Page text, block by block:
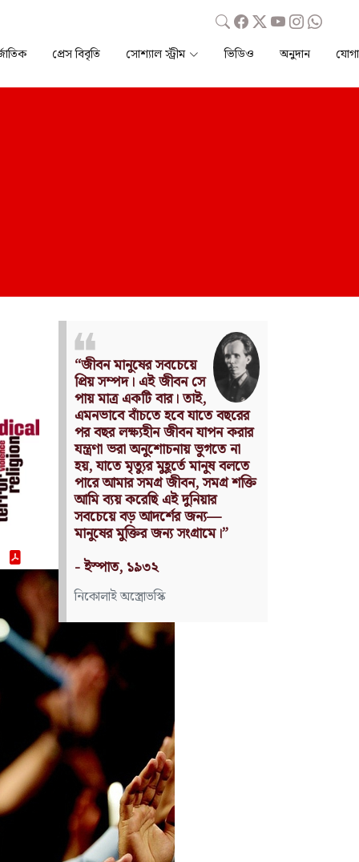
প্রেস বিবৃতি সোশ্যাল স্ট্রীম ভিডিও অনুদান
Nothing can have value
without being an object of
utility.
Source: Das Kapital
(Volume I, Chapter 1)
কার্ল মার্কস